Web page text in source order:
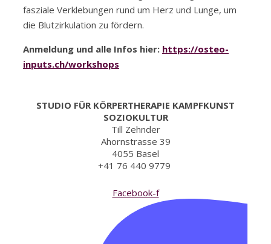
fasziale Verklebungen rund um Herz und Lunge, um
die Blutzirkulation zu fördern.
Anmeldung und alle Infos hier: https://osteo-
inputs.ch/workshops
STUDIO FÜR KÖRPERTHERAPIE KAMPFKUNST
SOZIOKULTUR
Till Zehnder
Ahornstrasse 39
4055 Basel
+41 76 440 9779
Facebook-f